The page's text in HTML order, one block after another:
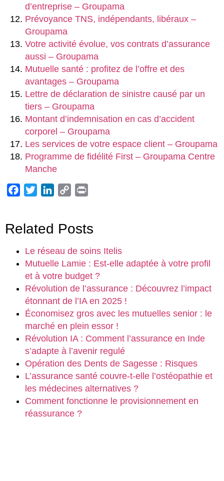
d’entreprise – Groupama
Prévoyance TNS, indépendants, libéraux –
Groupama
Votre activité évolue, vos contrats d’assurance
aussi – Groupama
Mutuelle santé : profitez de l’offre et des
avantages – Groupama
Lettre de déclaration de sinistre causé par un
tiers – Groupama
Montant d’indemnisation en cas d’accident
corporel – Groupama
Les services de votre espace client – Groupama
Programme de fidélité First – Groupama Centre
Manche
Facebook
TwitterLinkedIn
Copy
Related Posts
Le réseau de soins Itelis
Mutuelle Lamie : Est-elle adaptée à votre profil
et à votre budget ?
Révolution de l’assurance : Découvrez l’impact
étonnant de l’IA en 2025 !
Économisez gros avec les mutuelles senior : le
marché en plein essor !
Révolution IA : Comment l’assurance en Inde
s’adapte à l’avenir regulé
Opération des Dents de Sagesse : Risques
L’assurance santé couvre-t-elle l’ostéopathie et
les médecines alternatives ?
Comment fonctionne le provisionnement en
réassurance ?